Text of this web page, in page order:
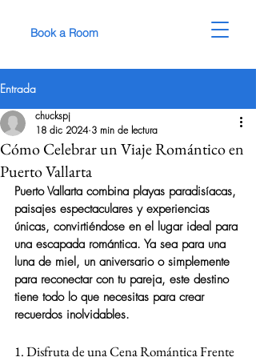
Book a Room
Entrada
Cómo Celebrar un Viaje Romántico en
Puerto Vallarta
chuckspj
18 dic 2024 3 min de lectura
Puerto Vallarta combina playas paradisíacas,
paisajes espectaculares y experiencias
únicas, convirtiéndose en el lugar ideal para
una escapada romántica. Ya sea para una
luna de miel, un aniversario o simplemente
para reconectar con tu pareja, este destino
tiene todo lo que necesitas para crear
recuerdos inolvidables.
1. Disfruta de una Cena Romántica Frente